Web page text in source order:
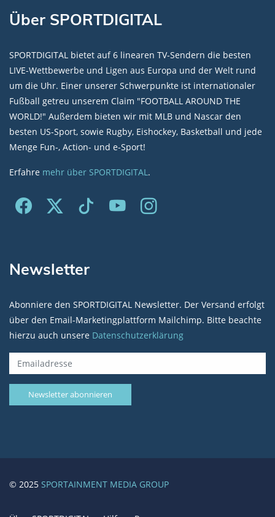
Über SPORTDIGITAL
SPORTDIGITAL bietet auf 6 linearen TV-Sendern die besten
LIVE-Wettbewerbe und Ligen aus Europa und der Welt rund
um die Uhr. Einer unserer Schwerpunkte ist internationaler
Fußball getreu unserem Claim "FOOTBALL AROUND THE
WORLD!" Außerdem bieten wir mit MLB und Nascar den
besten US-Sport, sowie Rugby, Eishockey, Basketball und jede
Menge Fun-, Action- und e-Sport!
Erfahre mehr über SPORTDIGITAL.
Newsletter
Abonniere den SPORTDIGITAL Newsletter. Der Versand erfolgt
über den Email-Marketingplattform Mailchimp. Bitte beachte
hierzu auch unsere Datenschutzerklärung
© 2025 SPORTAINMENT MEDIA GROUP